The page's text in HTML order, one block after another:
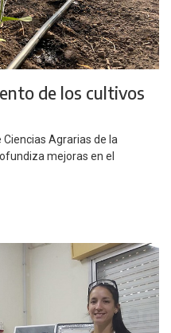
de los cultivos
Agrarias de la
mejoras en el